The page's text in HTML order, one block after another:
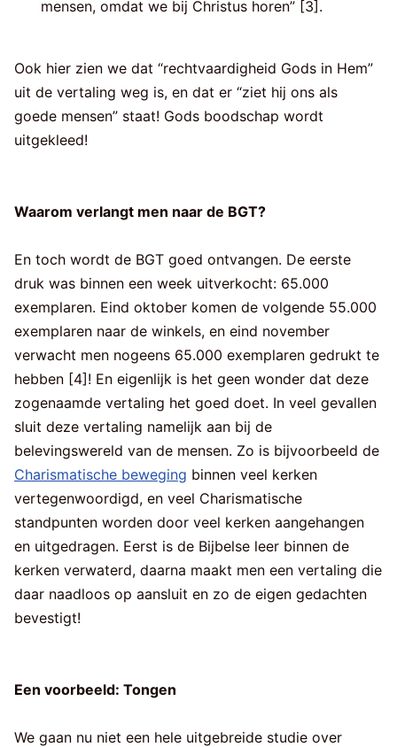
mensen, omdat we bij Christus horen” [3].
Ook hier zien we dat “rechtvaardigheid Gods in Hem”
uit de vertaling weg is, en dat er “ziet hij ons als
goede mensen” staat! Gods boodschap wordt
uitgekleed!
Waarom verlangt men naar de BGT?
En toch wordt de BGT goed ontvangen. De eerste
druk was binnen een week uitverkocht: 65.000
exemplaren. Eind oktober komen de volgende 55.000
exemplaren naar de winkels, en eind november
verwacht men nogeens 65.000 exemplaren gedrukt te
hebben [4]! En eigenlijk is het geen wonder dat deze
zogenaamde vertaling het goed doet. In veel gevallen
sluit deze vertaling namelijk aan bij de
belevingswereld van de mensen. Zo is bijvoorbeeld de
Charismatische beweging binnen veel kerken
vertegenwoordigd, en veel Charismatische
standpunten worden door veel kerken aangehangen
en uitgedragen. Eerst is de Bijbelse leer binnen de
kerken verwaterd, daarna maakt men een vertaling die
daar naadloos op aansluit en zo de eigen gedachten
bevestigt!
Een voorbeeld: Tongen
We gaan nu niet een hele uitgebreide studie over